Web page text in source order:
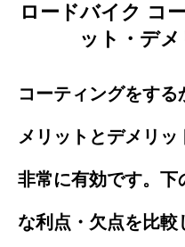
ロードバイク コ
ット・デ
コーティングをする
メリットとデメリ
非常に有効です。下
な利点・欠点を比較